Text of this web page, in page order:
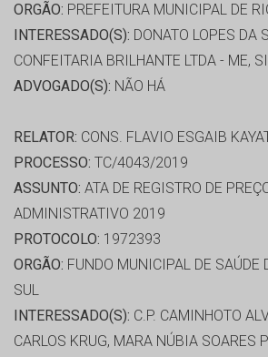
ORGÃO: PREFEITURA MUNICIPAL DE
INTERESSADO(S): DONATO LOPES DA
CONFEITARIA BRILHANTE LTDA - ME,
ADVOGADO(S): NÃO HÁ
RELATOR: CONS. FLAVIO ESGAIB
PROCESSO: TC/4043/2019
ASSUNTO: ATA DE REGISTRO DE
ADMINISTRATIVO 2019
PROTOCOLO: 1972393
ORGÃO: FUNDO MUNICIPAL DE SAÚDE
SUL
INTERESSADO(S): C.P. CAMINHOTO
CARLOS KRUG, MARA NÚBIA SOARES